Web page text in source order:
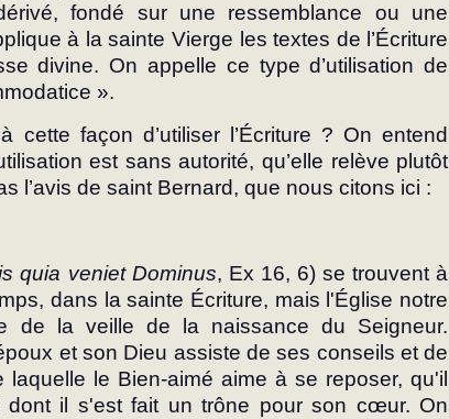
fondé sur une ressemblance ou une
à la sainte Vierge les textes de l’Écriture
divine. On appelle ce type d’utilisation de
».
cette façon d’utiliser l’Écriture ? On entend
est sans autorité, qu’elle relève plutôt
l’avis de saint Bernard, que nous citons ici :
quia veniet Dominus, Ex 16, 6) se trouvent à
dans la sainte Écriture, mais l'Église notre
de la veille de la naissance du Seigneur.
et son Dieu assiste de ses conseils et de
le Bien-aimé aime à se reposer, qu'il
dont il s'est fait un trône pour son cœur. On